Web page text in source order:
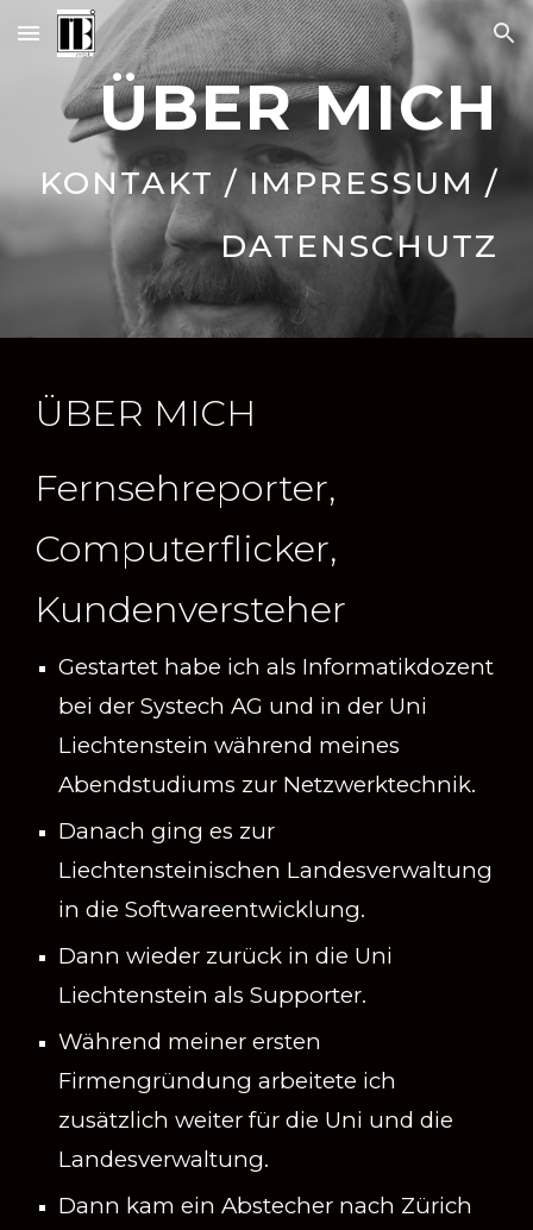
Skip to main content Skip to navigation
ÜBER MICH
KONTAKT / IMPRESSUM /
DATENSCHUTZ
ÜBER MICH
Fernsehreporter,
Computerflicker,
Kundenversteher
Gestartet habe ich als Informatikdozent
bei der Systech AG und in der Uni
Liechtenstein während meines
Abendstudiums zur Netzwerktechnik.
Danach ging es zur
Liechtensteinischen Landesverwaltung
in die Softwareentwicklung.
Dann wieder zurück in die Uni
Liechtenstein als Supporter.
Während meiner ersten
Firmengründung arbeitete ich
zusätzlich weiter für die Uni und die
Landesverwaltung.
Dann kam ein Abstecher nach Zürich